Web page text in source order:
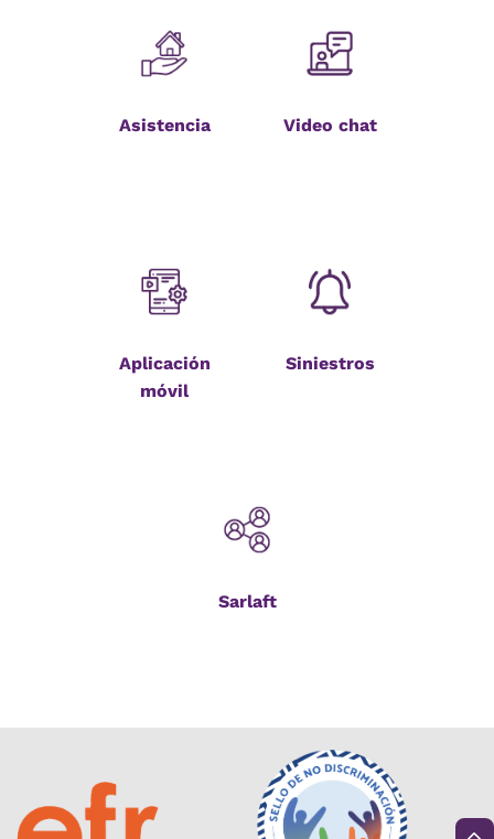
Asistencia Video chat
Aplicación
móvil
Siniestros
Sarlaft